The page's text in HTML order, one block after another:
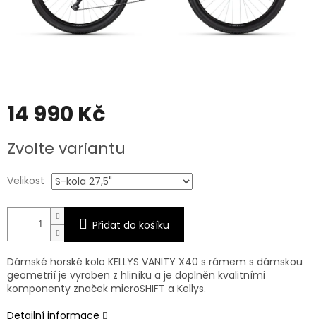
14 990 Kč
cena:
Zvolte variantu
Velikost
Přidat do košíku
Dámské horské kolo KELLYS VANITY X40 s rámem s dámskou
geometrií je vyroben z hliníku a je doplněn kvalitními
komponenty značek microSHIFT a Kellys.
Detailní informace